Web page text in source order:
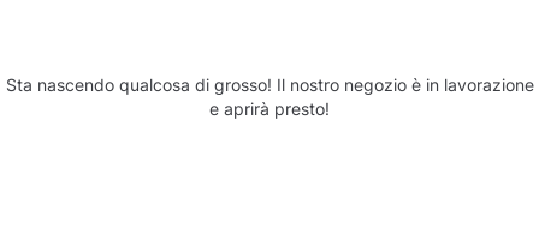
Sta nascendo qualcosa di grosso! Il nostro negozio è in lavorazione
e aprirà presto!